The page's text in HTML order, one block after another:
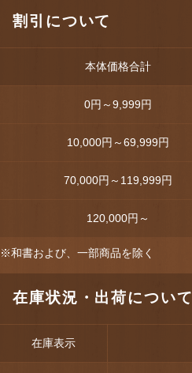
割引について
本体価格合計
0円～9,999円
10,000円～69,999円
70,000円～119,999円
120,000円～
※和書および、一部商品を除く
在庫状況・出荷について
在庫表示